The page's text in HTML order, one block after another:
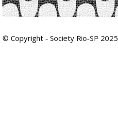
© Copyright - Society Rio-SP 2025